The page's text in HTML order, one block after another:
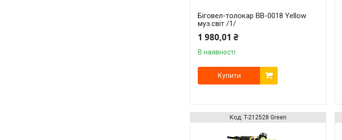
Біговел-толокар BB-0018 Yellow
муз.світ /1/
1 980,01 ₴
В наявності
Купити
T-212528 Green